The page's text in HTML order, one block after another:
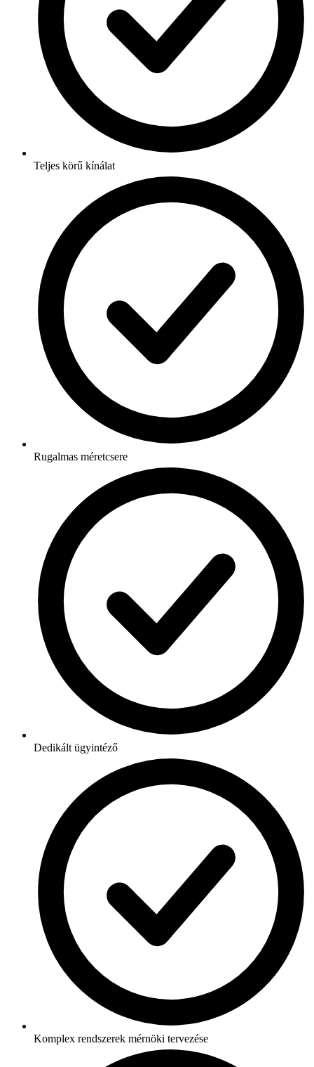
Teljes körű kínálat
Rugalmas méretcsere
Dedikált ügyintéző
Komplex rendszerek mérnöki tervezése